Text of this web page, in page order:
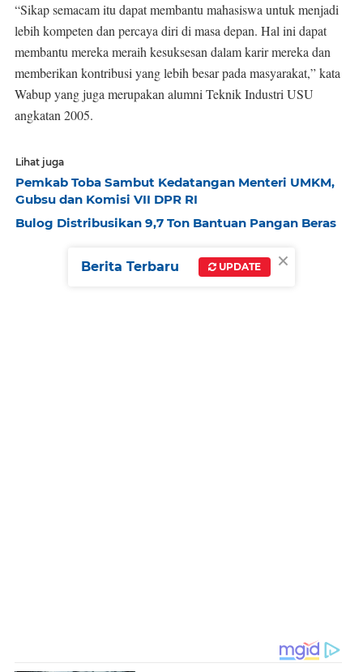
“Sikap semacam itu dapat membantu mahasiswa untuk menjadi
lebih kompeten dan percaya diri di masa depan. Hal ini dapat
membantu mereka meraih kesuksesan dalam karir mereka dan
memberikan kontribusi yang lebih besar pada masyarakat,” kata
Wabup yang juga merupakan alumni Teknik Industri USU
angkatan 2005.
Lihat juga
Pemkab Toba Sambut Kedatangan Menteri UMKM,
Gubsu dan Komisi VII DPR RI
Bulog Distribusikan 9,7 Ton Bantuan Pangan Beras
×
Berita Terbaru UPDATE